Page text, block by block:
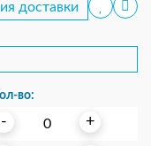
во:
- +